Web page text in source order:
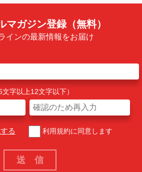
マガジン登録（無料）
インの最新情報をお届け
字以上12文字以下）
る 利用規約に同意します